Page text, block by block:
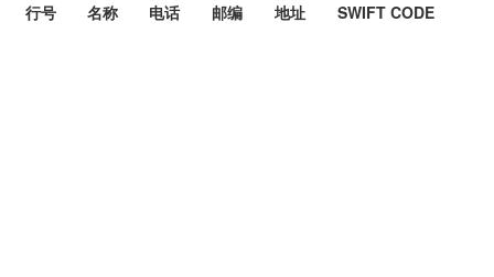
行号 名称 电话 邮编 地址 SWIFT CODE